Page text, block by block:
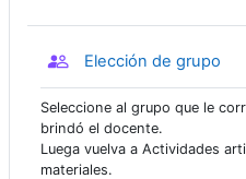
Elección de grupo
Seleccione al grupo que le
brindó el docente.
Luega vuelva a Actividades
materiales.